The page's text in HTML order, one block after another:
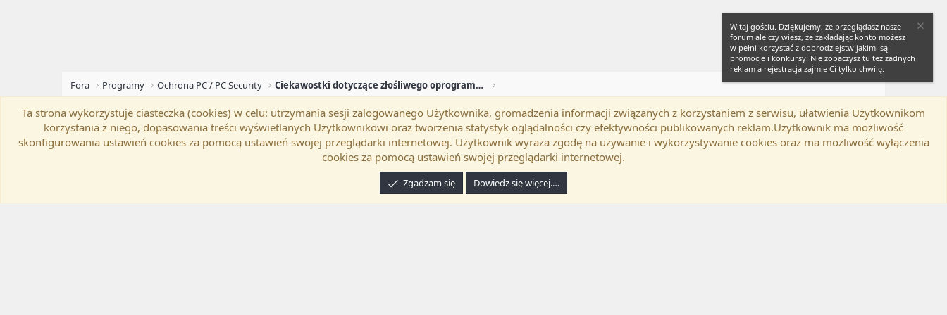
Fora Programy Ochrona PC / PC Security Ciekawostki dotyczące złośliwego oprogramowania
Flat Awesome + (Parent DO NOT EDIT) Zmień szerokość Polski (PL) Kontakt Regulamin Polityka prywatności Pomoc TwitterKontakt
RSS
Tłumaczenie wykonane przezprogramyzadarmo.net.pl
Witaj gościu. Dziękujemy, że przeglądasz nasze
forum ale czy wiesz, że zakładając konto możesz
w pełni korzystać z dobrodziejstw jakimi są
promocje i konkursy. Nie zobaczysz tu też żadnych
reklam a rejestracja zajmie Ci tylko chwilę.
Ta strona wykorzystuje ciasteczka (cookies) w celu: utrzymania sesji zalogowanego Użytkownika, gromadzenia informacji związanych z korzystaniem z serwisu, ułatwienia Użytkownikom
korzystania z niego, dopasowania treści wyświetlanych Użytkownikowi oraz tworzenia statystyk oglądalności czy efektywności publikowanych reklam.Użytkownik ma możliwość
skonfigurowania ustawień cookies za pomocą ustawień swojej przeglądarki internetowej. Użytkownik wyraża zgodę na używanie i wykorzystywanie cookies oraz ma możliwość wyłączenia
cookies za pomocą ustawień swojej przeglądarki internetowej.
Zgadzam się Dowiedz się więcej.…